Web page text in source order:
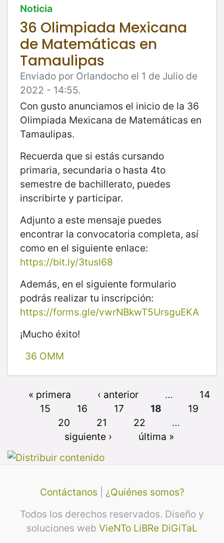
Noticia
36 Olimpiada Mexicana
de Matemáticas en
Tamaulipas
Enviado por Orlandocho el 1 de Julio de
2022 - 14:55.
Con gusto anunciamos el inicio de la 36
Olimpiada Mexicana de Matemáticas en
Tamaulipas.
Recuerda que si estás cursando
primaria, secundaria o hasta 4to
semestre de bachillerato, puedes
inscribirte y participar.
Adjunto a este mensaje puedes
encontrar la convocatoria completa, así
como en el siguiente enlace:
https://bit.ly/3tusl68
Además, en el siguiente formulario
podrás realizar tu inscripción:
https://forms.gle/vwrNBkwT5UrsguEKA
¡Mucho éxito!
36 OMM
« primera ‹ anterior …
14
15
16 17 18
19
20
21 22
…
siguiente ›
última »
Contáctanos
¿Quiénes somos?
Todos los derechos reservados. Diseño y
soluciones web VieNTo LiBRe DiGiTaL